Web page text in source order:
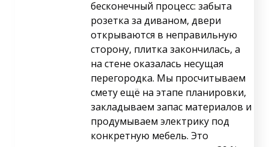
бесконечный процесс: забыта
розетка за диваном, двери
открываются в неправильную
сторону, плитка закончилась, а
на стене оказалась несущая
перегородка. Мы просчитываем
смету ещё на этапе планировки,
закладываем запас материалов и
продумываем электрику под
конкретную мебель. Это